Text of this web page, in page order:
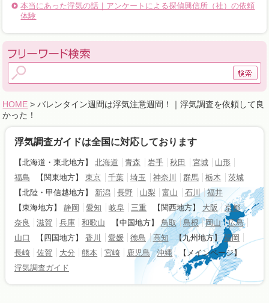
本当にあった浮気の話｜アンケートによる探偵興信所（社）の依頼
体験
HOME > バレンタイン週間は浮気注意週間！｜浮気調査を依頼して良
かった！
浮気調査ガイドは全国に対応しております
【北海道・東北地方】 北海道 青森 岩手 秋田 宮城
山形
福島
【関東地方】 東京 千葉 埼玉 神奈川 群馬 栃木
茨城
【北陸・甲信越地方】
新潟 長野 山梨 富山 石川
福井
【東海地方】
静岡 愛知 岐阜 三重 【関西地方】 大阪
京都
奈良
滋賀 兵庫 和歌山 【中国地方】 鳥取 島根 岡山
広島
山口
【四国地方】 香川 愛媛 徳島 高知 【九州地方】 福岡
長崎
佐賀 大分 熊本 宮崎 鹿児島 沖縄
【メインページ】
浮気調査ガイド